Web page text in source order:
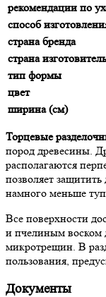
рекомендации по
способ
страна бренда
страна изготовитель
тип формы
цвет
ширина (см)
Торцевые
пород древесины.
располагаются
позволяет
намного меньше
Все поверхности
и пчелиным воском
микротрещин. В
пользования,
Документы